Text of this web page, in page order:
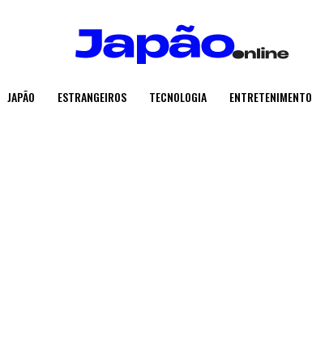
JAPÃO ESTRANGEIROS TECNOLOGIA ENTRETENIMENTO